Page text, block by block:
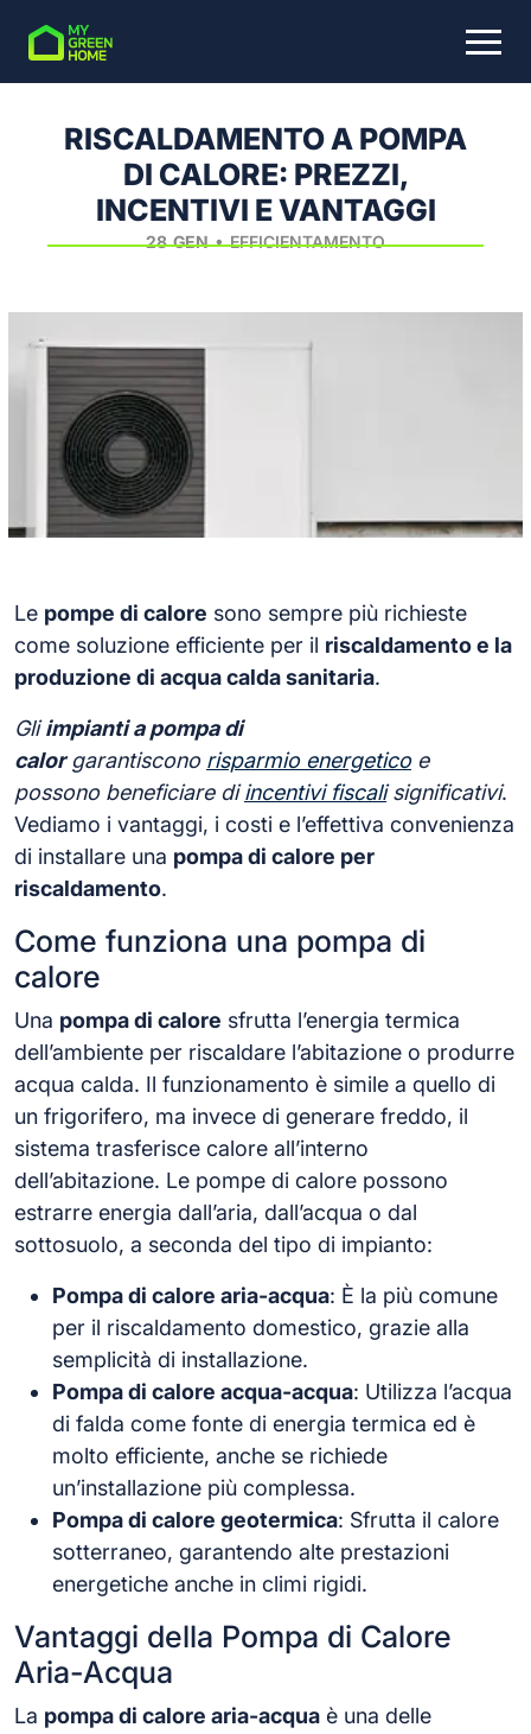
COSA STAI CERCANDO?
RISCALDAMENTO A POMPA
DI CALORE: PREZZI,
INCENTIVI E VANTAGGI
28 GEN • EFFICIENTAMENTO
Le pompe di calore sono sempre più richieste
come soluzione efficiente per il riscaldamento e la
produzione di acqua calda sanitaria.
Gliimpianti a pompa di
calorgarantiscono risparmio energeticoe
possono beneficiare diincentivi fiscalisignificativi.
Vediamo i vantaggi, i costi e l’effettiva convenienza
di installare una pompa di calore per
riscaldamento.
Come funziona una pompa di
calore
Una pompa di calore sfrutta l’energia termica
dell’ambiente per riscaldare l’abitazione o produrre
acqua calda. Il funzionamento è simile a quello di
un frigorifero, ma invece di generare freddo, il
sistema trasferisce calore all’interno
dell’abitazione. Le pompe di calore possono
estrarre energia dall’aria, dall’acqua o dal
sottosuolo, a seconda del tipo di impianto:
Pompa di calore aria-acqua: È la più comune
per il riscaldamento domestico, grazie alla
semplicità di installazione.
Pompa di calore acqua-acqua: Utilizza l’acqua
di falda come fonte di energia termica ed è
molto efficiente, anche se richiede
un’installazione più complessa.
Pompa di calore geotermica: Sfrutta il calore
sotterraneo, garantendo alte prestazioni
energetiche anche in climi rigidi.
Vantaggi della Pompa di Calore
Aria-Acqua
La pompa di calore aria-acqua è una delle